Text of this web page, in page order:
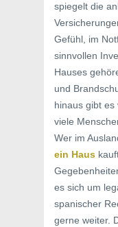
spiegelt die
Gefühl, im
sinnvollen
Hauses
und
hinaus gibt es
viele
Wer im
ein Haus
es sich um
spanischer
gerne weiter.